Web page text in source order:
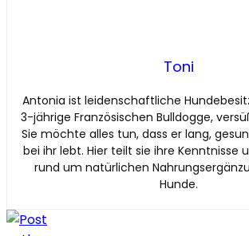
Toni
Antonia ist leidenschaftliche
3-jährige Französischen Bulldogge,
Sie möchte alles tun, dass er lang,
bei ihr lebt. Hier teilt sie ihre Kenntnisse
rund um natürlichen
Hunde.